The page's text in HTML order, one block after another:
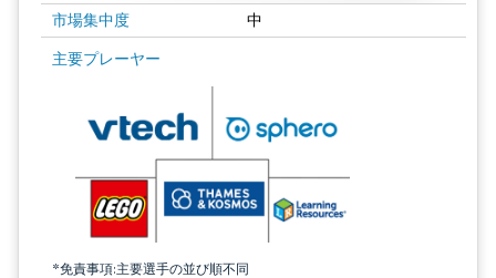
市場集中度 中
主要プレーヤー
*免責事項:主要選手の並び順不同
画像 © Mordor Intelligence。再利用にはCC BY 4.0の表示が必要です。